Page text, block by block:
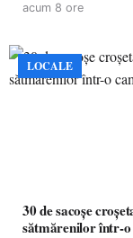
acum 8 ore
LOCALE
30 de sacoșe
sătmărenilor într-